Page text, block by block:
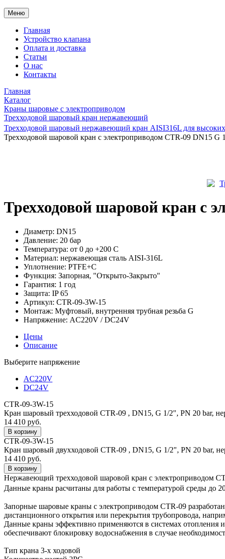
Меню
Главная
Устройство клапана
Оплата и доставка
Статьи
О нас
Контакты
Главная
Каталог
Краны шаровые с электроприводом
Трехходовой шаровый кран нержавеющий
Трехходовой шаровый нержавеющий кран AISI316L для
Трехходовой шаровой кран с электроприводом CTR-09 DN15 G
Трехходовой шаровой кран с
Диаметр: DN15
Давление: 20 бар
Температура: от 0 до +200 С
Материал: нержавеющая сталь AISI-316L
Уплотнение: PTFE+C
Функция: Запорная, "Открыто-Закрыто"
Гарантия: 1 год
Защита: IP 65
Артикул: CTR-09-3W-15
Монтаж: Муфтовый, внутренняя трубная резьба G
Напряжение: AC220V / DC24V
Цены
Описание
Выберите напряжение
AC220V
DC24V
CTR-09-3W-15
Кран шаровый трехходовой CTR-09 , DN15, G 1/2", PN 20 bar,
14 410 руб.
CTR-09-3W-15
Кран шаровый двухходовой CTR-09 , DN15, G 1/2", PN 20 bar,
14 410 руб.
Нержавеющий трехходовой шаровой кран с электроприводом
Данные краны расчитаны для работы с температурой среды
Запорные шаровые краны с электроприводом CTR-09
дистанционного открытия или перекрытия трубопровода,
Данные краны эффективно применяются в системах отопления
обеспечивают блокировку водоснабжения в случае
Тип крана 3-х ходовой